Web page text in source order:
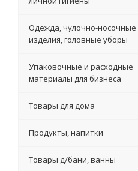
Одежда, чулочно-носочные
изделия, головные уборы
Упаковочные и расходные
материалы для бизнеса
Товары для дома
Продукты, напитки
Товары д/бани, ванны